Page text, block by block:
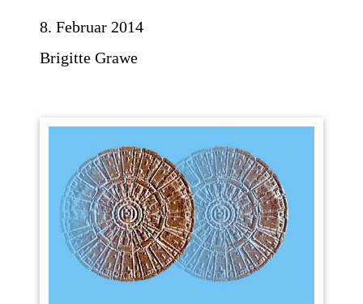
8. Februar 2014
Brigitte Grawe